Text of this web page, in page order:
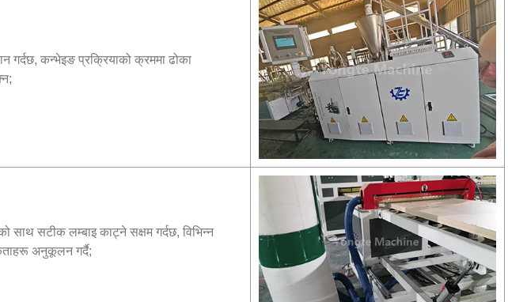
गर्दछ, कन्भेइङ प्रक्रियाको क्रममा ढोका
साथ सटीक लम्बाइ काट्ने सक्षम गर्दछ, विभिन्न
अनुकूलन गर्दै;